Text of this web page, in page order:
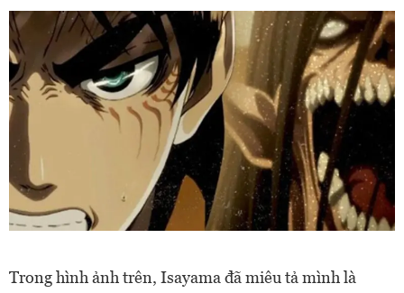
Trong hình ảnh trên, Isayama đã miêu tả mình là